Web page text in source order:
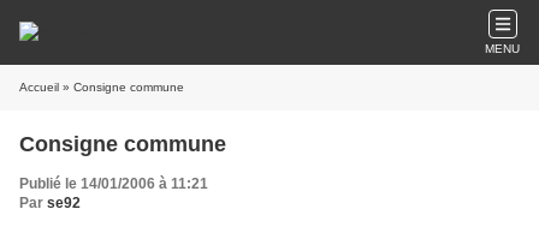
MENU
Accueil » Consigne commune
Consigne commune
Publié le 14/01/2006 à 11:21
Par se92